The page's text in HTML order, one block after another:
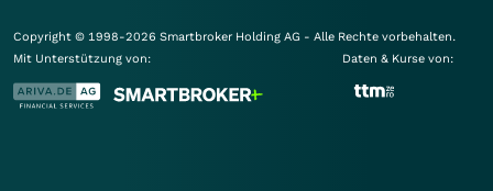
Copyright © 1998-2026 Smartbroker Holding AG - Alle Rechte vorbehalten.
Mit Unterstützung von:
Daten & Kurse von: